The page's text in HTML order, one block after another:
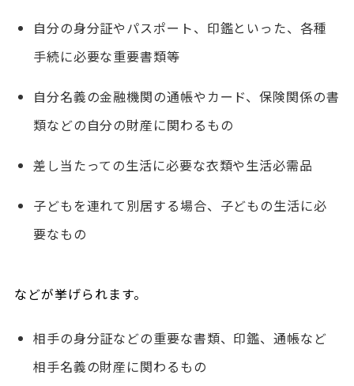
自分の身分証やパスポート、印鑑といった、各種
手続に必要な重要書類等
自分名義の金融機関の通帳やカード、保険関係の書
類などの自分の財産に関わるもの
差し当たっての生活に必要な衣類や生活必需品
子どもを連れて別居する場合、子どもの生活に必
要なもの
などが挙げられます。
相手の身分証などの重要な書類、印鑑、通帳など
相手名義の財産に関わるもの